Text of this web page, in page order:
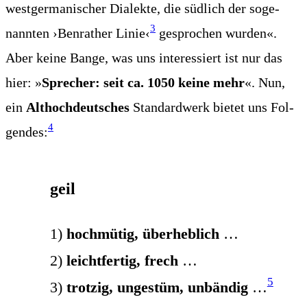
west­ger­ma­ni­scher Dia­lek­te, die süd­lich der soge­
nann­ten ›Ben­ra­ther Linie‹3 gespro­chen wur­den«.
Aber kei­ne Ban­ge, was uns inter­es­siert ist nur das
hier: »Spre­cher: seit ca. 1050 kei­ne mehr«. Nun,
ein Alt­hoch­deut­sches Stan­dard­werk bie­tet uns Fol­
gen­des:4
geil
1) hoch­mü­tig, über­heb­lich…
2) leicht­fer­tig, frech…
3) trot­zig, unge­stüm, unbän­dig…5